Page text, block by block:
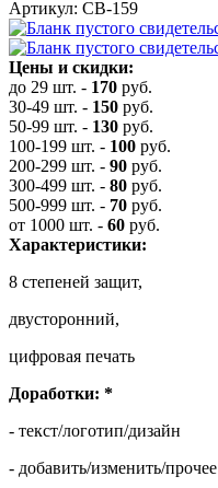
Артикул: СВ-159
Цены и скидки:
до 29 шт. - 170 руб.
30-49 шт. - 150 руб.
50-99 шт. - 130 руб.
100-199 шт. - 100 руб.
200-299 шт. - 90 руб.
300-499 шт. - 80 руб.
500-999 шт. - 70 руб.
от 1000 шт. - 60 руб.
Характеристики:
8 степеней защит,
двусторонний,
цифровая печать
Доработки: *
- текст/логотип/дизайн
- добавить/изменить/прочее